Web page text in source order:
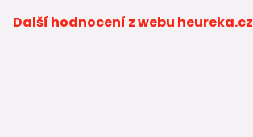
Další hodnocení z webu heureka.cz